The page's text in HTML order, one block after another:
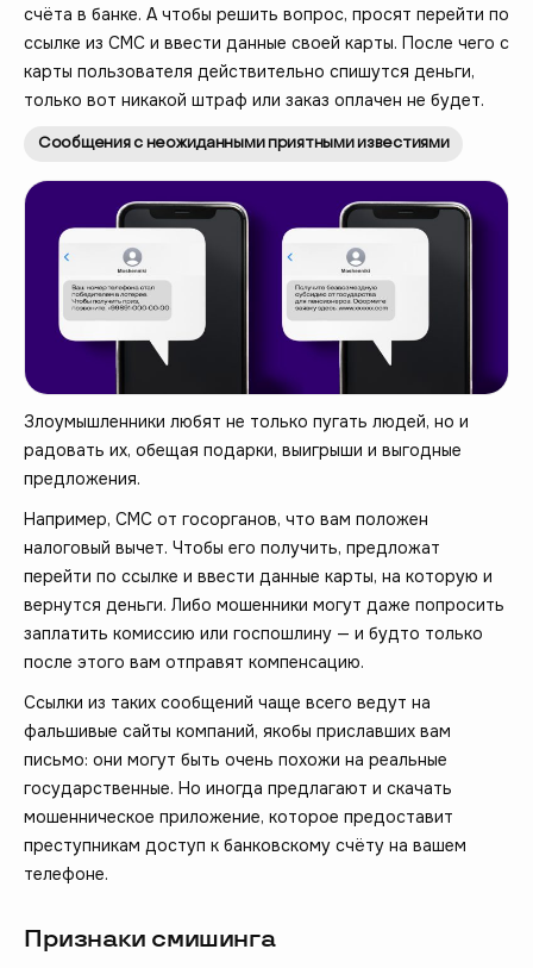
счёта в банке. А чтобы решить вопрос, просят перейти по
ссылке из СМС и ввести данные своей карты. После чего с
карты пользователя действительно спишутся деньги,
только вот никакой штраф или заказ оплачен не будет.
Сообщения с неожиданными приятными известиями
Злоумышленники любят не только пугать людей, но и
радовать их, обещая подарки, выигрыши и выгодные
предложения.
Например, СМС от госорганов, что вам положен
налоговый вычет. Чтобы его получить, предложат
перейти по ссылке и ввести данные карты, на которую и
вернутся деньги. Либо мошенники могут даже попросить
заплатить комиссию или госпошлину — и будто только
после этого вам отправят компенсацию.
Ссылки из таких сообщений чаще всего ведут на
фальшивые сайты компаний, якобы приславших вам
письмо: они могут быть очень похожи на реальные
государственные. Но иногда предлагают и скачать
мошенническое приложение, которое предоставит
преступникам доступ к банковскому счёту на вашем
телефоне.
Признаки смишинга